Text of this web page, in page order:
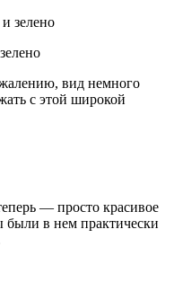
вид немного
с этой широкой
— просто красивое
в нем практически